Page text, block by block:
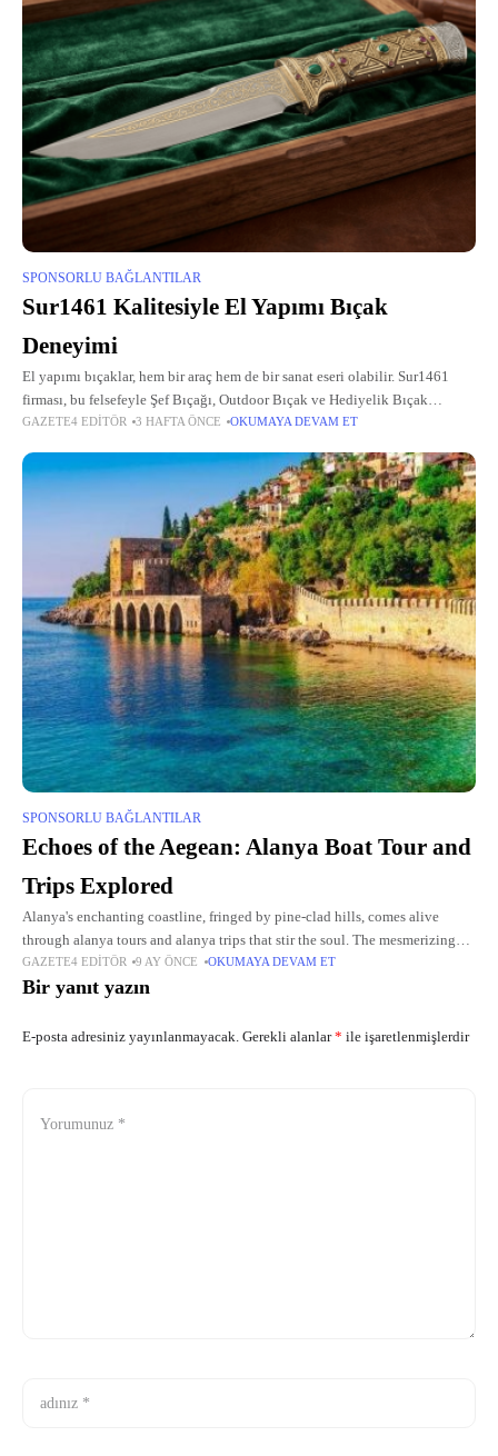
SPONSORLU BAĞLANTILAR
Sur1461 Kalitesiyle El Yapımı Bıçak
Deneyimi
El yapımı bıçaklar, hem bir araç hem de bir sanat eseri olabilir. Sur1461
firması, bu felsefeyle Şef Bıçağı, Outdoor Bıçak ve Hediyelik Bıçak
üretiminde fark yaratıyor. Geleneksel el işçiliğini modern
GAZETE4 EDITÖR 3 HAFTA ÖNCE OKUMAYA DEVAM ET
SPONSORLU BAĞLANTILAR
Echoes of the Aegean: Alanya Boat Tour and
Trips Explored
Alanya's enchanting coastline, fringed by pine-clad hills, comes alive
through alanya tours and alanya trips that stir the soul. The mesmerizing
alanya boat tour sails into prominence, offering vistas that
GAZETE4 EDITÖR 9 AY ÖNCE OKUMAYA DEVAM ET
Bir yanıt yazın
E-posta adresiniz yayınlanmayacak. Gerekli alanlar* ile işaretlenmişlerdir